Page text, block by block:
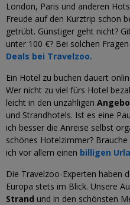
London, Paris und anderen
Freude auf den Kurztrip schon
getrübt. Günstiger geht nicht?
unter 100 €? Bei solchen
Deals bei Travelzoo.
Ein Hotel zu buchen dauert
Wer nicht zu viel fürs Hotel
leicht in den unzähligen
und Strandhotels. Ist es eine
ich besser die Anreise selbst
schönes Hotelzimmer?
ich vor allem einen billigen
Die Travelzoo-Experten haben
Europa stets im Blick. Unsere
Strand und in den schönsten